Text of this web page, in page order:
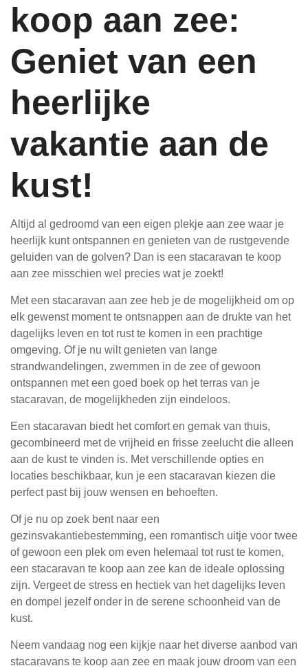
koop aan zee:
Geniet van een
heerlijke
vakantie aan de
kust!
Altijd al gedroomd van een eigen plekje aan zee waar je
heerlijk kunt ontspannen en genieten van de rustgevende
geluiden van de golven? Dan is een stacaravan te koop
aan zee misschien wel precies wat je zoekt!
Met een stacaravan aan zee heb je de mogelijkheid om op
elk gewenst moment te ontsnappen aan de drukte van het
dagelijks leven en tot rust te komen in een prachtige
omgeving. Of je nu wilt genieten van lange
strandwandelingen, zwemmen in de zee of gewoon
ontspannen met een goed boek op het terras van je
stacaravan, de mogelijkheden zijn eindeloos.
Een stacaravan biedt het comfort en gemak van thuis,
gecombineerd met de vrijheid en frisse zeelucht die alleen
aan de kust te vinden is. Met verschillende opties en
locaties beschikbaar, kun je een stacaravan kiezen die
perfect past bij jouw wensen en behoeften.
Of je nu op zoek bent naar een
gezinsvakantiebestemming, een romantisch uitje voor twee
of gewoon een plek om even helemaal tot rust te komen,
een stacaravan te koop aan zee kan de ideale oplossing
zijn. Vergeet de stress en hectiek van het dagelijks leven
en dompel jezelf onder in de serene schoonheid van de
kust.
Neem vandaag nog een kijkje naar het diverse aanbod van
stacaravans te koop aan zee en maak jouw droom van een